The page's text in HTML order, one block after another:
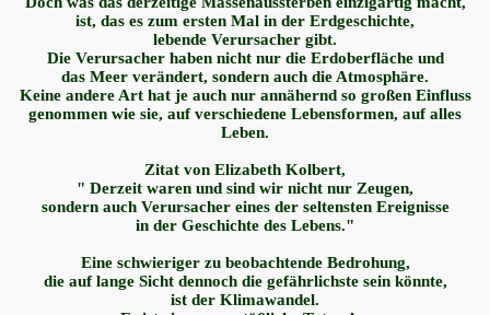
ist, das es zum ersten Mal in der Erdgeschichte,
lebende Verursacher gibt.
Die Verursacher haben nicht nur die Erdoberfläche und
das Meer verändert, sondern auch die Atmosphäre.
Keine andere Art hat je auch nur annähernd so großen Einfluss
genommen wie sie, auf verschiedene Lebensformen, auf alles
Leben.
Zitat von Elizabeth Kolbert,
" Derzeit waren und sind wir nicht nur Zeugen,
sondern auch Verursacher eines der seltensten Ereignisse
in der Geschichte des Lebens."
Eine schwieriger zu beobachtende Bedrohung,
die auf lange Sicht dennoch die gefährlichste sein könnte,
ist der Klimawandel.